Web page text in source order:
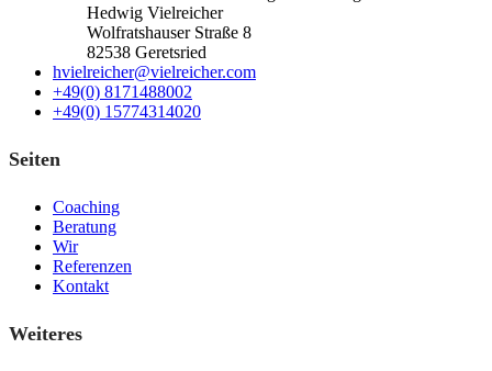
Hedwig Vielreicher
Wolfratshauser Straße 8
82538 Geretsried
hvielreicher@vielreicher.com
+49(0) 8171488002
+49(0) 15774314020
Seiten
Coaching
Beratung
Wir
Referenzen
Kontakt
Weiteres